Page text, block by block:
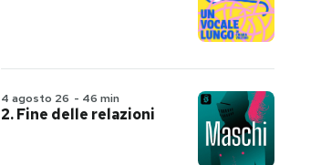
4 agosto 26 - 46 min
2. Fine delle relazioni